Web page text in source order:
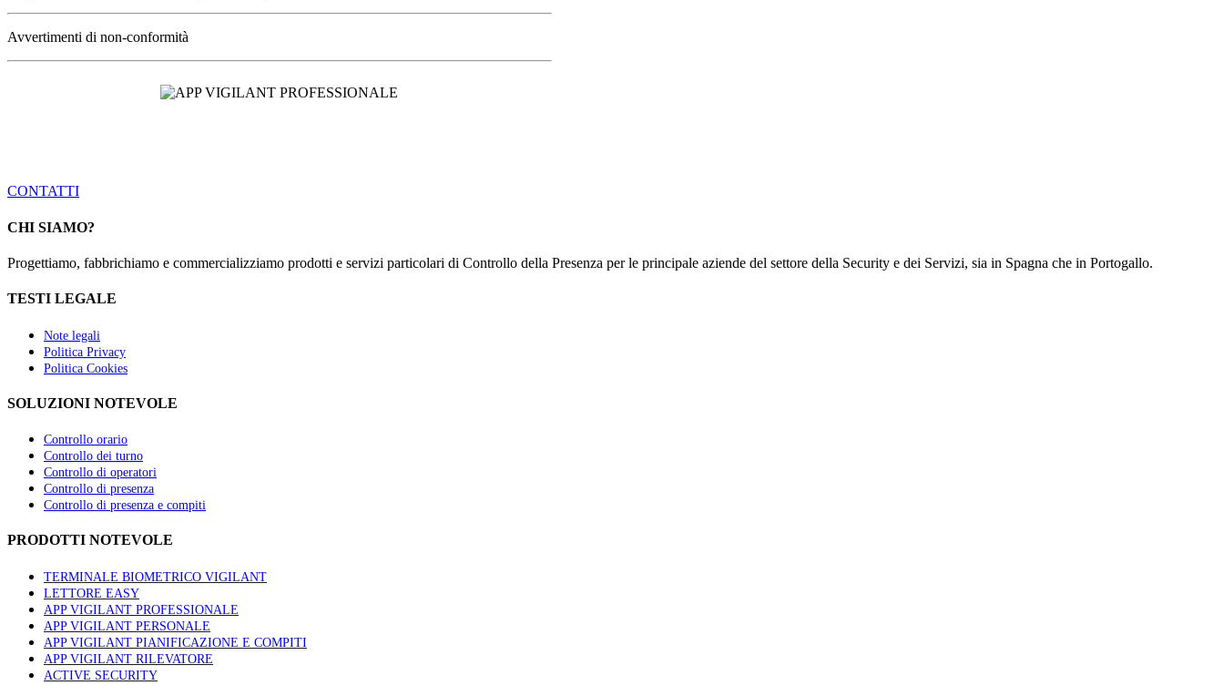
Avvertimenti di non-conformità
CONTATTI
CHI SIAMO?
Progettiamo, fabbrichiamo e commercializziamo prodotti e servizi particolari di Controllo della Presenza per le principale aziende del settore della Security e dei Servizi, sia in Spagna che in Portogallo.
TESTI LEGALE
Note legali
Politica Privacy
Politica Cookies
SOLUZIONI NOTEVOLE
Controllo orario
Controllo dei turno
Controllo di operatori
Controllo di presenza
Controllo di presenza e compiti
PRODOTTI NOTEVOLE
TERMINALE BIOMETRICO VIGILANT
LETTORE EASY
APP VIGILANT PROFESSIONALE
APP VIGILANT PERSONALE
APP VIGILANT PIANIFICAZIONE E COMPITI
APP VIGILANT RILEVATORE
ACTIVE SECURITY